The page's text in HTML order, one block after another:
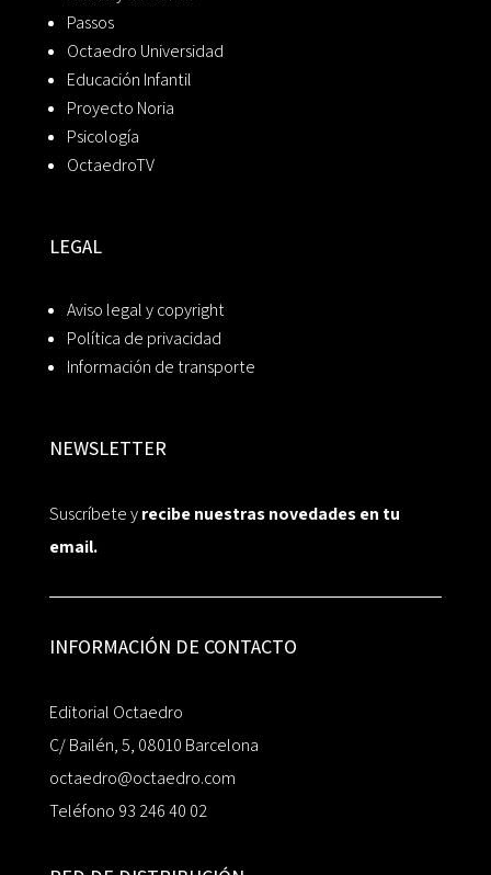
Passos
Octaedro Universidad
Educación Infantil
Proyecto Noria
Psicología
OctaedroTV
LEGAL
Aviso legal y copyright
Política de privacidad
Información de transporte
NEWSLETTER
Suscríbete yrecibe nuestras novedades en tu
email.
INFORMACIÓN DE CONTACTO
Editorial Octaedro
C/ Bailén, 5, 08010 Barcelona
octaedro@octaedro.com
Teléfono 93 246 40 02